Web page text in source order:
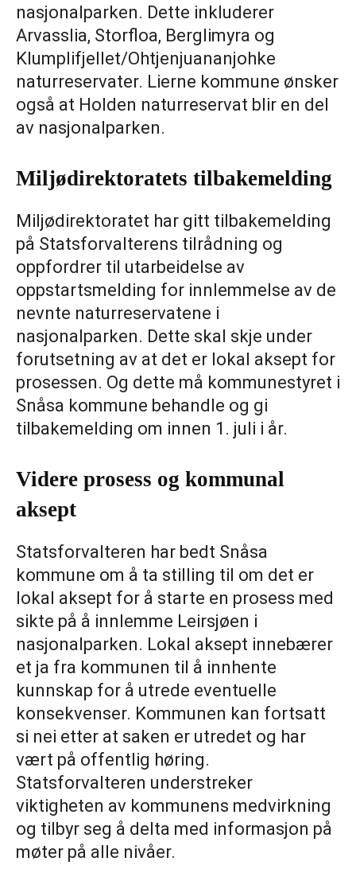
nasjonalparken. Dette inkluderer
Arvasslia, Storfloa, Berglimyra og
Klumplifjellet/Ohtjenjuananjohke
naturreservater. Lierne kommune ønsker
også at Holden naturreservat blir en del
av nasjonalparken.
Miljødirektoratets tilbakemelding
Miljødirektoratet har gitt tilbakemelding
på Statsforvalterens tilrådning og
oppfordrer til utarbeidelse av
oppstartsmelding for innlemmelse av de
nevnte naturreservatene i
nasjonalparken. Dette skal skje under
forutsetning av at det er lokal aksept for
prosessen. Og dette må kommunestyret i
Snåsa kommune behandle og gi
tilbakemelding om innen 1. juli i år.
Videre prosess og kommunal
aksept
Statsforvalteren har bedt Snåsa
kommune om å ta stilling til om det er
lokal aksept for å starte en prosess med
sikte på å innlemme Leirsjøen i
nasjonalparken. Lokal aksept innebærer
et ja fra kommunen til å innhente
kunnskap for å utrede eventuelle
konsekvenser. Kommunen kan fortsatt
si nei etter at saken er utredet og har
vært på offentlig høring.
Statsforvalteren understreker
viktigheten av kommunens medvirkning
og tilbyr seg å delta med informasjon på
møter på alle nivåer.